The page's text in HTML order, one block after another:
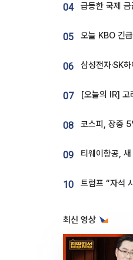
04 급등한 국제
05
06
07 [오늘의 IR] 고
08
09
10
최신 영상